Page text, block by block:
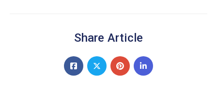
Share Article